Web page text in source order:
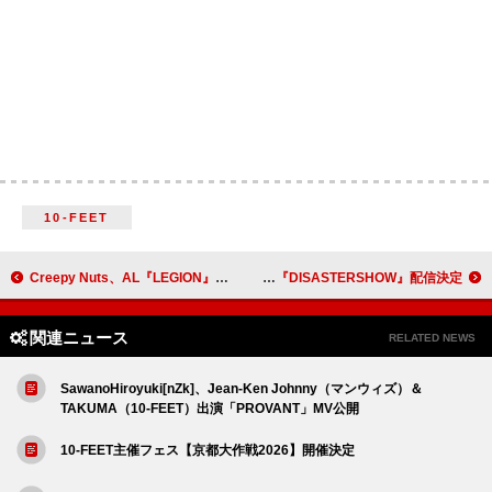
10-FEET
Creepy Nuts、AL『LEGION』リリース1周年を記念しアナログ盤発売決定 Mori Calliope、メジャー3rdAL『DISASTERPIECE』リリース記念3Dライブ『DISASTERSHOW』配信決定
関連ニュース RELATED NEWS
SawanoHiroyuki[nZk]、Jean-Ken Johnny（マンウィズ）＆
TAKUMA（10-FEET）出演「PROVANT」MV公開
10-FEET主催フェス【京都大作戦2026】開催決定